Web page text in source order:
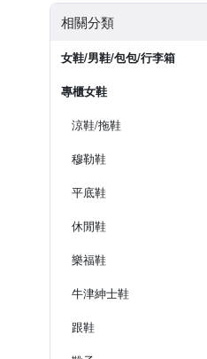
相關分類
女鞋/男鞋/包包/行李箱
專櫃女鞋
涼鞋/拖鞋
穆勒鞋
平底鞋
休閒鞋
樂福鞋
牛津紳士鞋
跟鞋